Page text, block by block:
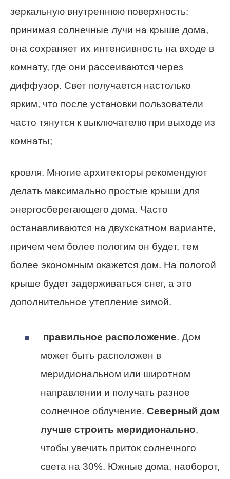
зеркальную внутреннюю поверхность:
принимая солнечные лучи на крыше дома,
она сохраняет их интенсивность на входе в
комнату, где они рассеиваются через
диффузор. Свет получается настолько
ярким, что после установки пользователи
часто тянутся к выключателю при выходе из
комнаты;
кровля. Многие архитекторы рекомендуют
делать максимально простые крыши для
энергосберегающего дома. Часто
останавливаются на двухскатном варианте,
причем чем более пологим он будет, тем
более экономным окажется дом. На пологой
крыше будет задерживаться снег, а это
дополнительное утепление зимой.
правильное расположение. Дом
может быть расположен в
меридиональном или широтном
направлении и получать разное
солнечное облучение. Северный дом
лучше строить меридионально,
чтобы увечить приток солнечного
света на 30%. Южные дома, наоборот,